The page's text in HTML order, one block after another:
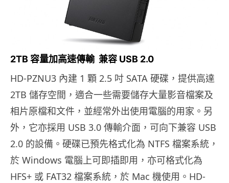
2TB 容量加高速傳輸 兼容 USB 2.0
HD-PZNU3 內建 1 顆 2.5 吋 SATA 硬碟，提供高達
2TB 儲存空間，適合一些需要儲存大量影音檔案及
相片原檔和文件，並經常外出使用電腦的用家。另
外，它亦採用 USB 3.0 傳輸介面，可向下兼容 USB
2.0 的設備。硬碟已預先格式化為 NTFS 檔案系統，
於 Windows 電腦上可即插即用，亦可格式化為
HFS+ 或 FAT32 檔案系統，於 Mac 機使用。HD-